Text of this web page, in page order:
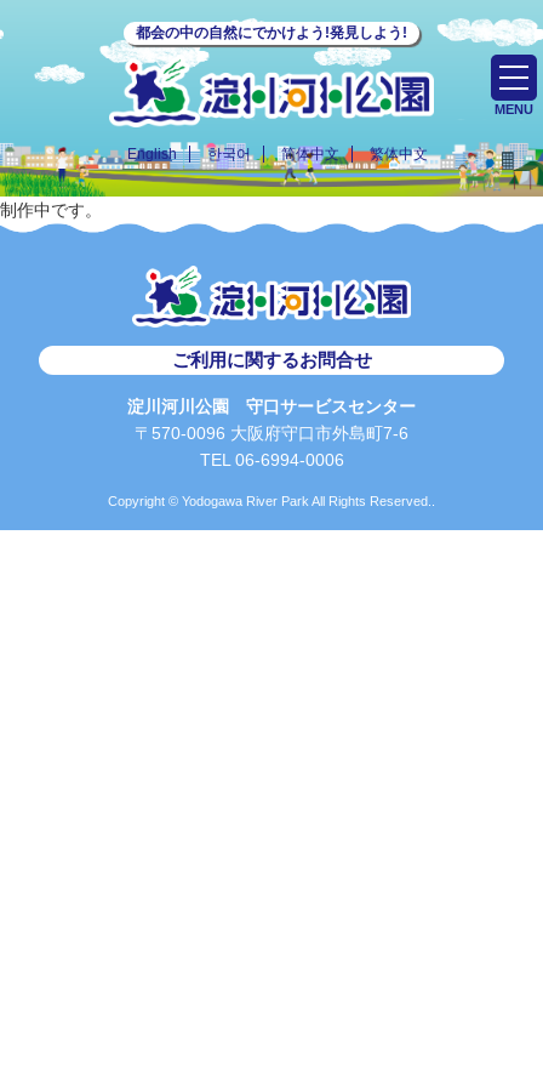
都会の中の自然にでかけよう!発見しよう!
English 한국어 简体中文 繁体中文
MENU
制作中です。
ご利用に関するお問合せ
淀川河川公園 守口サービスセンター
〒570-0096 大阪府守口市外島町7-6
TEL 06-6994-0006
Copyright © Yodogawa River Park All Rights Reserved..